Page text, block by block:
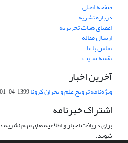
صفحه اصلی
درباره نشریه
اعضای هیات تحریریه
ارسال مقاله
تماس با ما
نقشه سایت
آخرین اخبار
ویژه‌نامه ترویج علم و بحران کرونا1399-04-01
اشتراک خبرنامه
برای دریافت اخبار و اطلاعیه های مهم
شوید.